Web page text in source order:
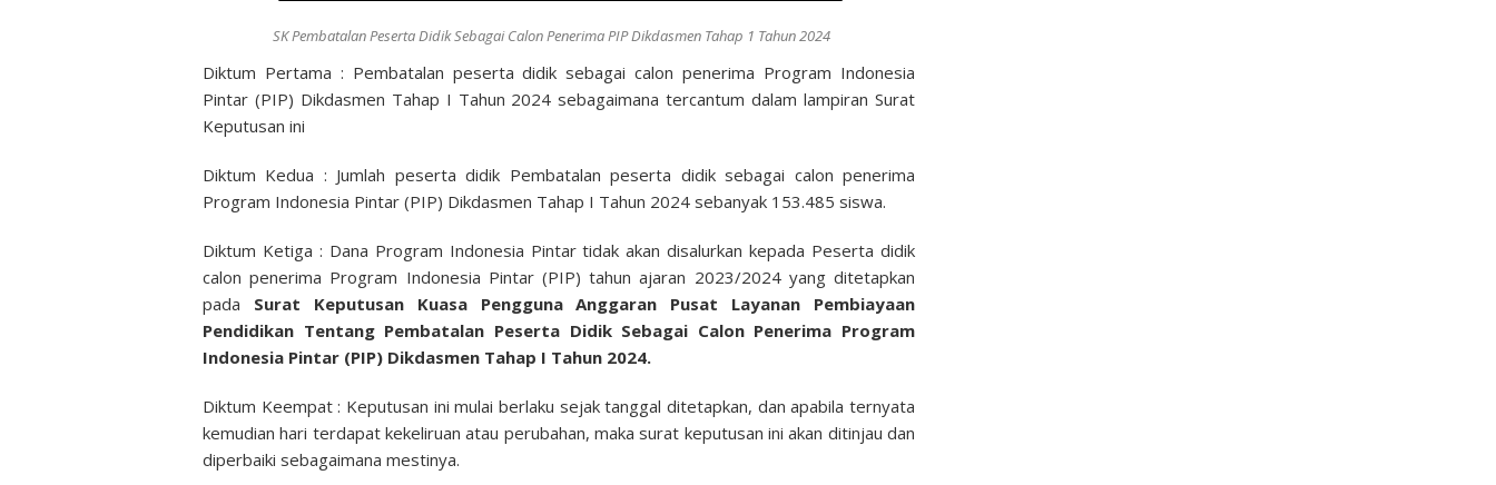
SK Pembatalan Peserta Didik Sebagai Calon Penerima PIP Dikdasmen Tahap 1 Tahun 2024
Diktum Pertama : Pembatalan peserta didik sebagai calon penerima Program Indonesia
Pintar (PIP) Dikdasmen Tahap I Tahun 2024 sebagaimana tercantum dalam lampiran Surat
Keputusan ini
Diktum Kedua : Jumlah peserta didik Pembatalan peserta didik sebagai calon penerima
Program Indonesia Pintar (PIP) Dikdasmen Tahap I Tahun 2024 sebanyak 153.485 siswa.
Diktum Ketiga : Dana Program Indonesia Pintar tidak akan disalurkan kepada Peserta didik
calon penerima Program Indonesia Pintar (PIP) tahun ajaran 2023/2024 yang ditetapkan
pada Surat Keputusan Kuasa Pengguna Anggaran Pusat Layanan Pembiayaan
Pendidikan Tentang Pembatalan Peserta Didik Sebagai Calon Penerima Program
Indonesia Pintar (PIP) Dikdasmen Tahap I Tahun 2024.
Diktum Keempat : Keputusan ini mulai berlaku sejak tanggal ditetapkan, dan apabila ternyata
kemudian hari terdapat kekeliruan atau perubahan, maka surat keputusan ini akan ditinjau dan
diperbaiki sebagaimana mestinya.